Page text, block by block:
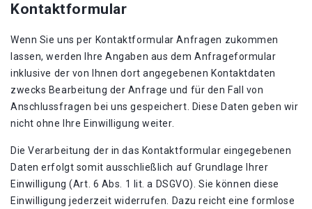
Kontaktformular
Wenn Sie uns per Kontaktformular Anfragen zukommen
lassen, werden Ihre Angaben aus dem Anfrageformular
inklusive der von Ihnen dort angegebenen Kontaktdaten
zwecks Bearbeitung der Anfrage und für den Fall von
Anschlussfragen bei uns gespeichert. Diese Daten geben wir
nicht ohne Ihre Einwilligung weiter.
Die Verarbeitung der in das Kontaktformular eingegebenen
Daten erfolgt somit ausschließlich auf Grundlage Ihrer
Einwilligung (Art. 6 Abs. 1 lit. a DSGVO). Sie können diese
Einwilligung jederzeit widerrufen. Dazu reicht eine formlose